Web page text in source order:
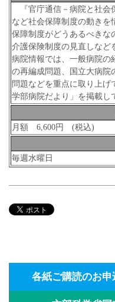
『官庁通信－病院と社会
など社会保障制度の動きを
保障制度がどうあるべきな
介護保険制度の見直しなど
病院情報では、一般病院の
の再編成問題、国立大病院
問題などを重点に取り上
学部病院だより」を掲載し
月額 6,600円 (税込)
毎週水曜日
各紙ご購読のお